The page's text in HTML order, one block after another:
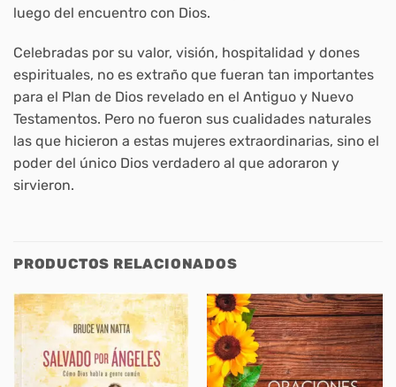
luego del encuentro con Dios.
Celebradas por su valor, visión, hospitalidad y dones
espirituales, no es extraño que fueran tan importantes
para el Plan de Dios revelado en el Antiguo y Nuevo
Testamentos. Pero no fueron sus cualidades naturales
las que hicieron a estas mujeres extraordinarias, sino el
poder del único Dios verdadero al que adoraron y
sirvieron.
PRODUCTOS RELACIONADOS